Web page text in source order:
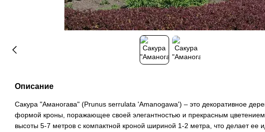
Описание
Сакура "Аманогава" (Prunus serrulata 'Amanogawa') – это декоративное
формой кроны, поражающее своей элегантностью и прекрасным
высоты 5-7 метров с компактной кроной шириной 1-2 метра, что делает ее